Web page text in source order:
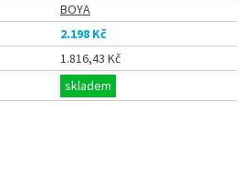
BOYA
2.198 Kč
1.816,43 Kč
skladem